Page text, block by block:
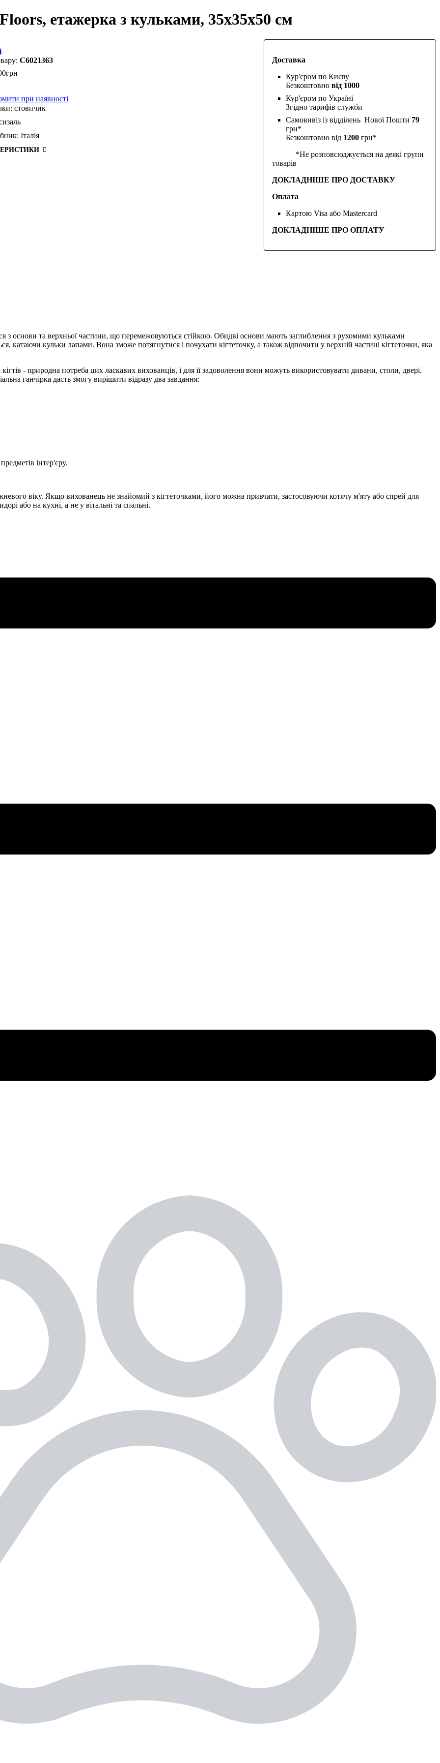
етажерка з кульками, 35х35х50 см
Доставка
Кур'єром по Києву
Безкоштовно від 1000
Кур'єром по Україні
Згідно тарифів служби
Самовивіз із відділень Нової Пошти 79
грн*
Безкоштовно від 1200 грн*
*Не розповсюджується на деякі групи
товарів
ДОКЛАДНІШЕ ПРО ДОСТАВКУ
Оплата
Картою Visa або Mastercard
ДОКЛАДНІШЕ ПРО ОПЛАТУ
C6021363
грн
при наявності
стовпчик
Італія
з основи та верхньої частини, що перемежовуються стійкою. Обидві основи мають заглиблення з рухомими кульками
катаючи кульки лапами. Вона зможе потягнутися і почухати кігтеточку, а також відпочити у верхній частині кігтеточки, яка
- природна потреба цих ласкавих вихованців, і для її задоволення вони можуть використовувати дивани, столи, двері.
ганчірка дасть змогу вирішити відразу два завдання:
інтер'єру.
віку. Якщо вихованець не знайомий з кігтеточками, його можна привчати, застосовуючи котячу м'яту або спрей для
або на кухні, а не у вітальні та спальні.